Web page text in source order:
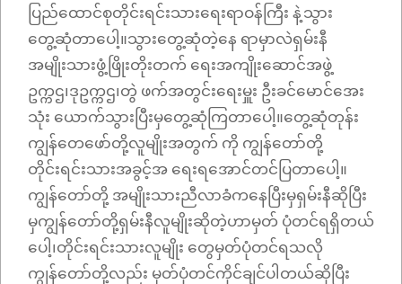
ပြည်ထောင်စုတိုင်းရင်းသားရေးရာဝန်ကြီး နဲ့သွား
တွေ့ဆုံတာပေါ့။သွားတွေ့ဆုံတဲ့နေ ရာမှာလဲရှမ်းနီ
အမျိုးသားဖွံ့ဖြိုးတိုးတက် ရေးအကျိုးဆောင်အဖွဲ့
ဥက္ကဌ၊ဒုဥက္ကဌ၊တွဲ ဖက်အတွင်းရေးမှူး ဦးခင်မောင်အေး
သုံး ယောက်သွားပြီးမှတွေ့ဆုံကြတာပေါ့။တွေ့ဆုံတုန်း
ကျွန်တေဖော်တို့လူမျိုးအတွက် ကို ကျွန်တော်တို့
တိုင်းရင်းသားအခွင့်အ ရေးရအောင်တင်ပြတာပေါ့။
ကျွန်တော်တို့ အမျိုးသားညီလာခံကနေပြီးမှရှမ်းနီဆိုပြီး
မှကျွန်တော်တို့ရှမ်းနီလူမျိုးဆိုတဲ့ဟာမှတ် ပုံတင်ရရှိတယ်
ပေါ့၊တိုင်းရင်းသားလူမျိုး တွေမှတ်ပုံတင်ရသလို
ကျွန်တော်တို့လည်း မှတ်ပုံတင်ကိုင်ချင်ပါတယ်ဆိုပြီး